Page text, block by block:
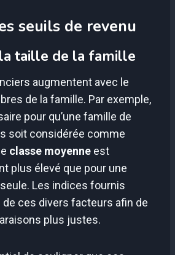
seuils de revenu
la taille de la famille
augmentent avec le
de la famille. Par exemple,
pour qu’une famille de
soit considérée comme
classe moyenne est
plus élevé que pour une
Les indices fournis
ces divers facteurs afin de
plus justes.